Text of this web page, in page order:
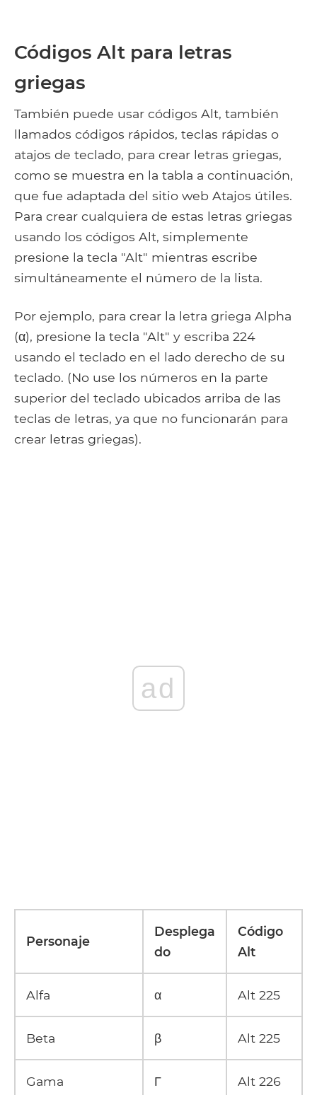
Códigos Alt para letras
griegas
También puede usar códigos Alt, también
llamados códigos rápidos, teclas rápidas o
atajos de teclado, para crear letras griegas,
como se muestra en la tabla a continuación,
que fue adaptada del sitio web Atajos útiles.
Para crear cualquiera de estas letras griegas
usando los códigos Alt, simplemente
presione la tecla "Alt" mientras escribe
simultáneamente el número de la lista.
Por ejemplo, para crear la letra griega Alpha
(α), presione la tecla "Alt" y escriba 224
usando el teclado en el lado derecho de su
teclado. (No use los números en la parte
superior del teclado ubicados arriba de las
teclas de letras, ya que no funcionarán para
crear letras griegas).
ad
Personaje
Desplega
do
Código
Alt
Alfa α Alt 225
Beta β Alt 225
Gama Γ Alt 226